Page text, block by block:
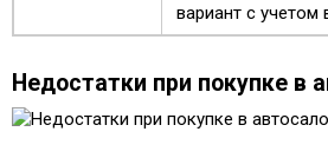
вариант с учетом
Недостатки при покупке в